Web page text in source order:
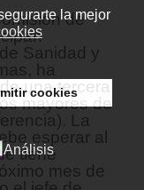
la mejor
cookies
Análisis
de
Sanidad y
ha
una tercera
mayores de
La
esperar al
tiene
mes de